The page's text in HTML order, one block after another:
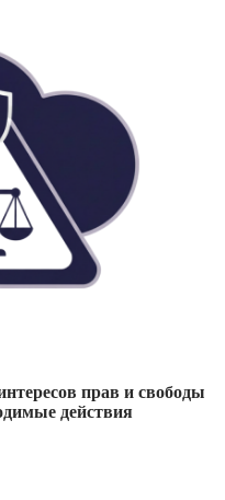
прав и свободы
действия